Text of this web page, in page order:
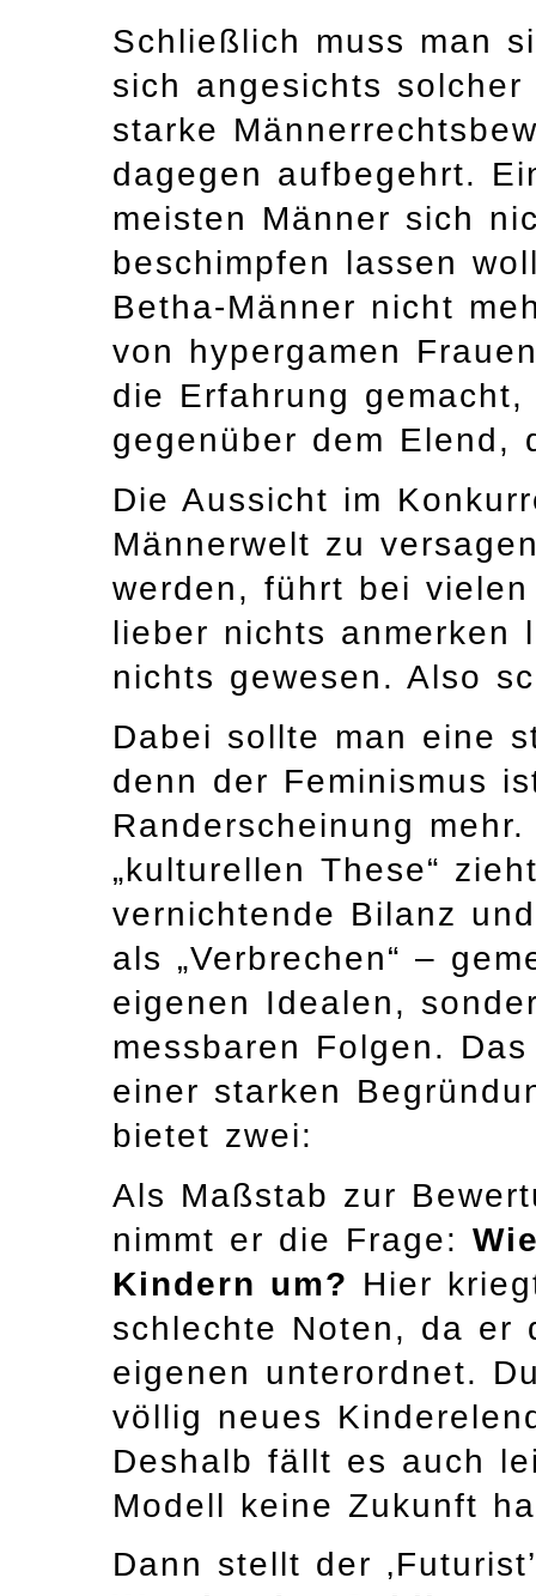
Schließlich muss man
sich angesichts
starke
dagegen aufbegehrt.
meisten Männer sich
beschimpfen lassen
Betha-Männer nicht
von hypergamen
die Erfahrung
gegenüber dem Elend,
Die Aussicht im
Männerwelt zu
werden, führt bei
lieber nichts anmerken
nichts gewesen. Also
Dabei sollte man eine
denn der Feminismus
Randerscheinung
„kulturellen These“
vernichtende Bilanz
als „Verbrechen“ –
eigenen Idealen,
messbaren Folgen.
einer starken
bietet zwei:
Als Maßstab zur
nimmt er die Frage:
Kindern um? Hier
schlechte Noten, da er
eigenen unterordnet.
völlig neues
Deshalb fällt es auch
Modell keine Zukunft
Dann stellt der